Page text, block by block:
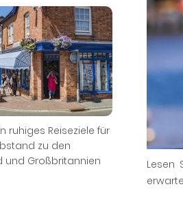
ruhiges Reiseziele für
zu den
und Großbritannien
Lesen